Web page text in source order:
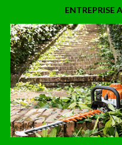
ENTREPRISE